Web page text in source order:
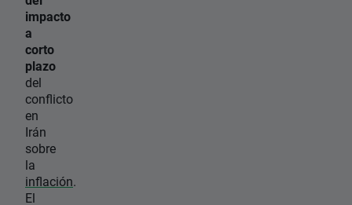
impacto
a
corto
plazo
del
conflicto
en
Irán
sobre
la
inflación.
El